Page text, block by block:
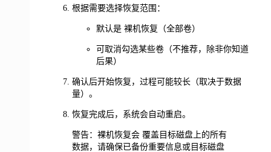
根据需要选择恢复范围：
默认是 裸机恢复（全部卷）
可取消勾选某些卷（不推荐，除非你知道
后果）
确认后开始恢复，过程可能较长（取决于数据
量）。
恢复完成后，系统会自动重启。
警告：裸机恢复会 覆盖目标磁盘上的所有
数据，请确保已备份重要信息或目标磁盘